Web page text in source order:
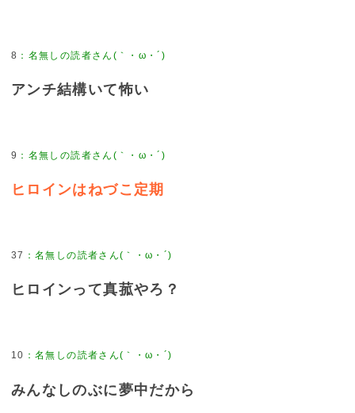
8
アンチ結構いて怖い
9
ヒロインはねづこ定期
37
ヒロインって真菰やろ？
10
みんなしのぶに夢中だから